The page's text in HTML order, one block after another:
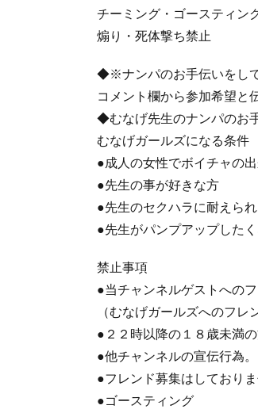
チーミング・ゴースティン
煽り・死体撃ち禁止
◆※ナンパのお手伝いをし
コメント欄から参加希望と
◆むなげ先生のナンパのお
むなげガールズになる条件
●成人の女性でボイチャの
●先生の事が好きな方
●先生のセクハラに耐えら
●先生がパンプアップした
禁止事項
●当チャンネルゲストへの
（むなげガールズへのフレ
●２２時以降の１８歳未満
●他チャンネルの宣伝行為。
●フレンド募集はしておりま
●ゴースティング